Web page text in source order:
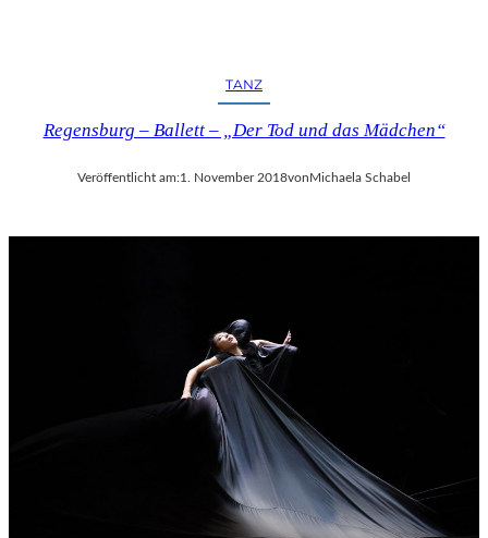
TANZ
Regensburg – Ballett – „Der Tod und das Mädchen“
Veröffentlicht am:1. November 2018vonMichaela Schabel